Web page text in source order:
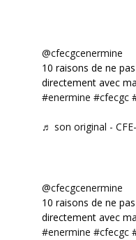
@cfecgcenermine
10 raisons de ne
directement avec
#enermine #cfecgc
♬ son original -
@cfecgcenermine
10 raisons de ne
directement avec
#enermine #cfecgc